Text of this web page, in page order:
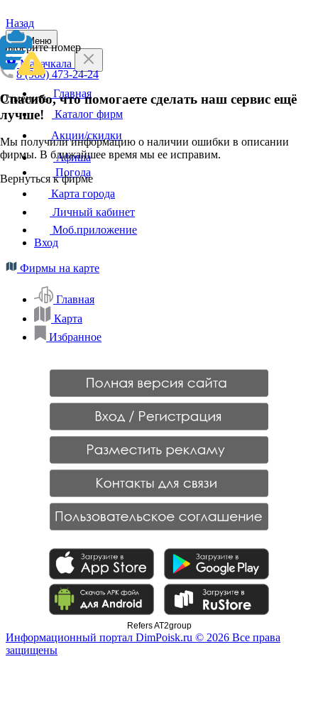
Назад
Выберите номер
8 (960) 473-24-24
Отменить
Спасибо, что помогаете сделать наш сервис ещё
лучше!
Мы получили информацию о наличии ошибки в описании
фирмы. В ближайшее время мы ее исправим.
Вернуться к фирме
Меню
Махачкала
Главная
Каталог фирм
Акции/скидки
Афиша
Погода
Карта города
Личный кабинет
Моб.приложение
Вход
Фирмы на карте
Главная
Карта
Избранное
Refers AT2group
Информационный портал DimPoisk.ru © 2026 Все права
защищены